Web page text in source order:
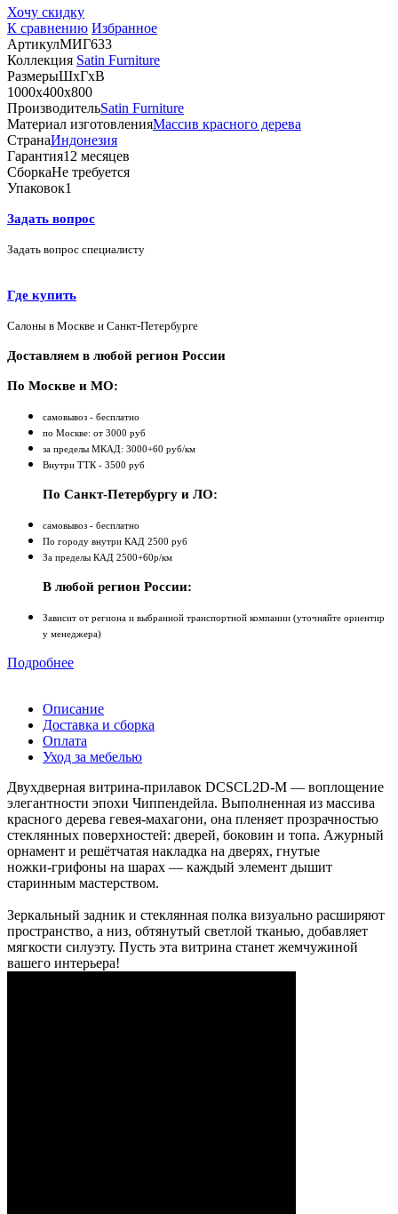
Хочу скидку
К сравнению Избранное
АртикулМИГ633
Коллекция Satin Furniture
РазмерыШхГхВ
1000х400х800
ПроизводительSatin Furniture
Материал изготовленияМассив красного дерева
СтранаИндонезия
Гарантия12 месяцев
СборкаНе требуется
Упаковок1
Задать вопрос
Задать вопрос специалисту
Где купить
Салоны в Москве и Санкт-Петербурге
Доставляем в любой регион России
По Москве и МО:
самовывоз - бесплатно
по Москве: от 3000 руб
за пределы МКАД: 3000+60 руб/км
Внутри ТТК - 3500 руб
По Санкт-Петербургу и ЛО:
самовывоз - бесплатно
По городу внутри КАД 2500 руб
За пределы КАД 2500+60р/км
В любой регион России:
Зависит от региона и выбранной транспортной компании (уточняйте ориентир
у менеджера)
Подробнее
Описание
Доставка и сборка
Оплата
Уход за мебелью
Двухдверная витрина‑прилавок DCSCL2D-M — воплощение
элегантности эпохи Чиппендейла. Выполненная из массива
красного дерева гевея‑махагони, она пленяет прозрачностью
стеклянных поверхностей: дверей, боковин и топа. Ажурный
орнамент и решётчатая накладка на дверях, гнутые
ножки‑грифоны на шарах — каждый элемент дышит
старинным мастерством.
Зеркальный задник и стеклянная полка визуально расширяют
пространство, а низ, обтянутый светлой тканью, добавляет
мягкости силуэту. Пусть эта витрина станет жемчужиной
вашего интерьера!